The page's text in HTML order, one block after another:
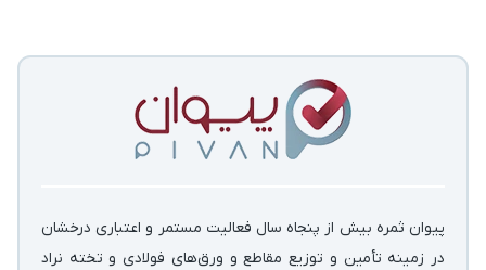
پیوان ثمره بیش از پنجاه سال فعالیت مستمر و اعتباری درخشان
در زمینه‌ تأمین و توزیع مقاطع و ورق‌های فولادی و تخته نراد